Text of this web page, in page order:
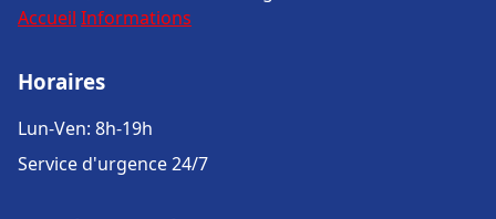
Accueil Informations
Horaires
Lun-Ven: 8h-19h
Service d'urgence 24/7